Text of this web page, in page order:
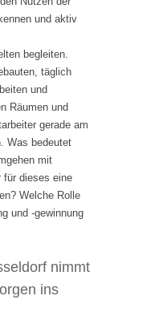
und aktiv
begleiten.
täglich
und
Räumen und
gerade am
Was bedeutet
mit
für dieses eine
Welche Rolle
und -gewinnung
nimmt
ins